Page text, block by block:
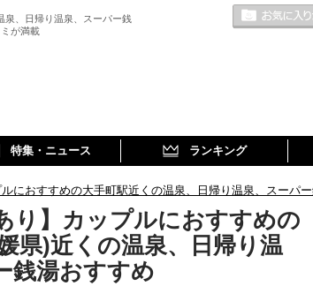
泉、日帰り温泉、スーパー銭
が満載
特集・ニュース ランキング
ルにおすすめの大手町駅近くの温泉、日帰り温泉、スーパ
り】カップルにおすすめの
県)近くの温泉、日帰り温
銭湯おすすめ